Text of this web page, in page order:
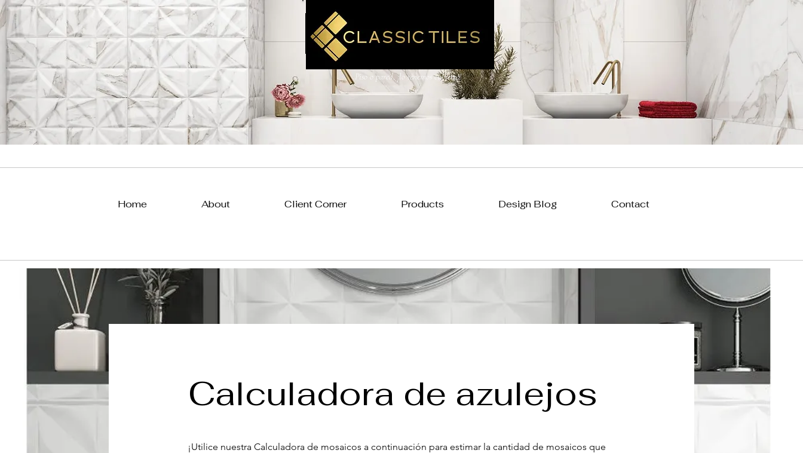
AZULEJOS CLÁSICOS
LTD
Piso o pared, ¡lo tenemos cubierto!
Home About Client Corner Products Design Blog Contact
Calculadora de azulejos
¡Utilice nuestra Calculadora de mosaicos a continuación para estimar la cantidad de mosaicos que